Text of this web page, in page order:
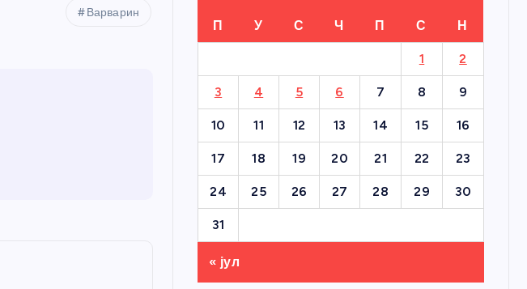
Варварин
П У С Ч П С Н
1 2
3 4 5 6 7 8 9
10 11 12 13 14 15 16
17 18 19 20 21 22 23
24 25 26 27 28 29 30
31
« јул